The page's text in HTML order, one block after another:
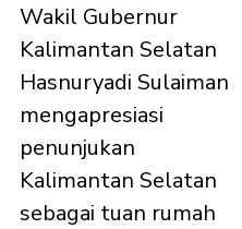
Wakil Gubernur
Kalimantan Selatan
Hasnuryadi Sulaiman
mengapresiasi
penunjukan
Kalimantan Selatan
sebagai tuan rumah